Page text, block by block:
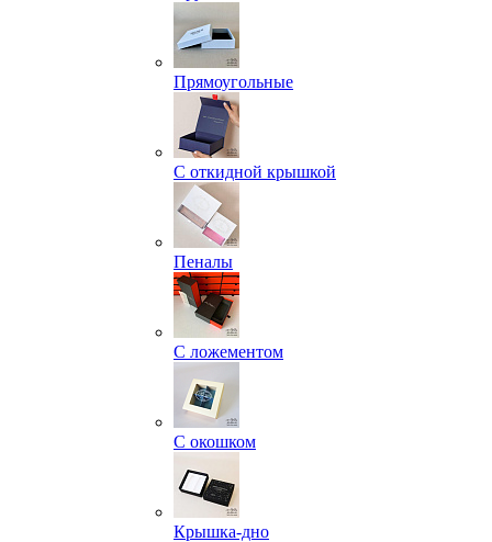
Прямоугольные
С откидной крышкой
Пеналы
С ложементом
С окошком
Крышка-дно